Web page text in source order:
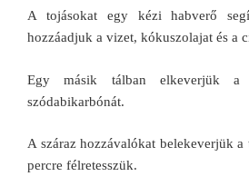
A tojásokat egy kézi habverő
hozzáadjuk a vizet, kókuszolajat és a
Egy másik tálban elkeverjük
szódabikarbónát.
A száraz hozzávalókat belekeverjük a
percre félretesszük.